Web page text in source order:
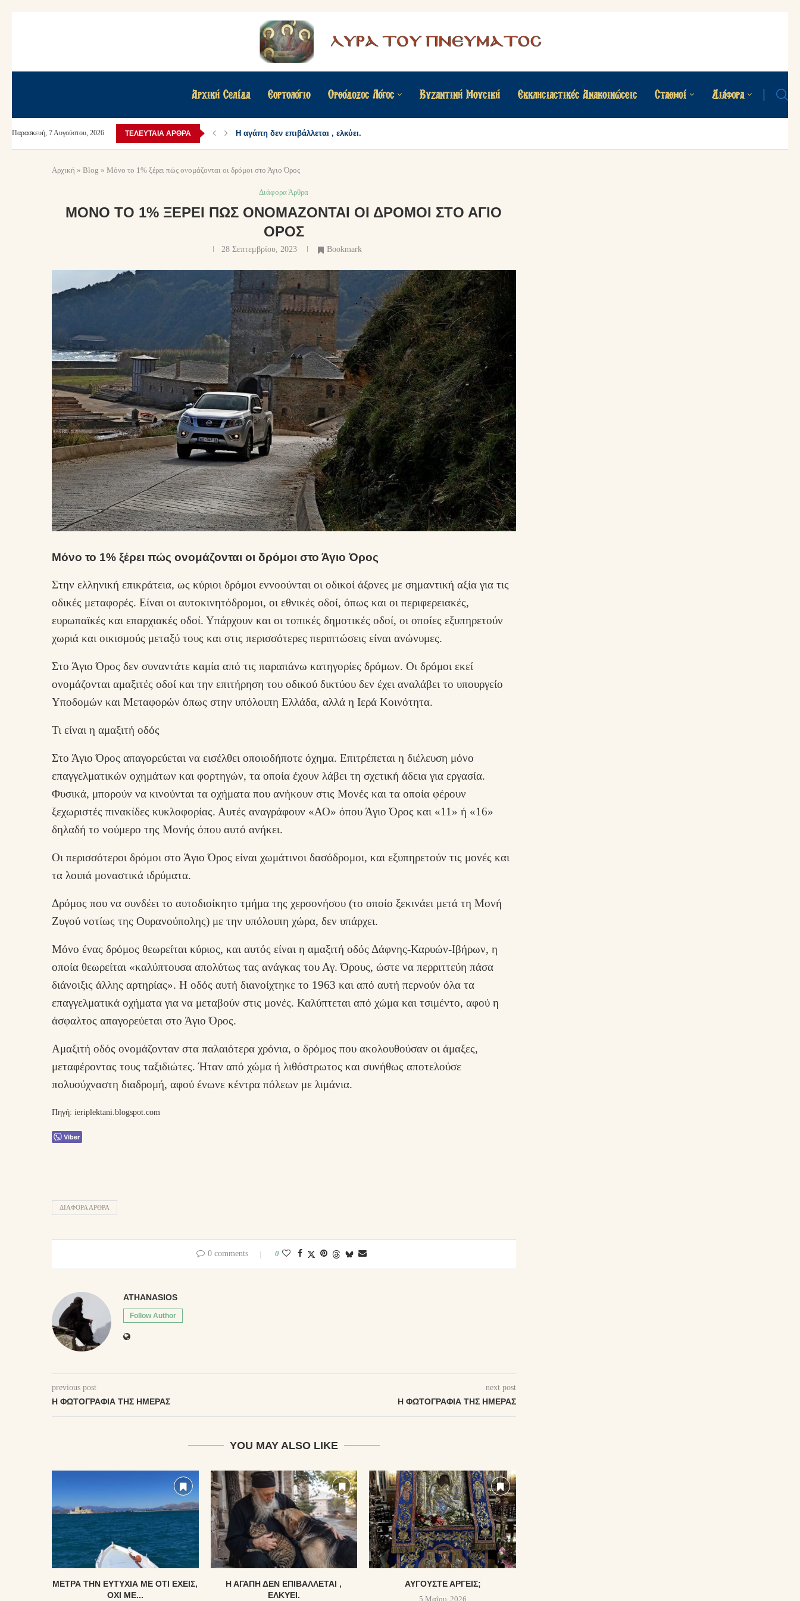
Αρχική Σελίδα Εορτολόγιο Ορθόδοξος Λόγος Βυζαντινή Μουσική Εκκλησιαστικές Ανακοινώσεις Σταθμοί Διάφορα
Παρασκευή, 7 Αυγούστου, 2026 ΤΕΛΕΥΤΑΊΑ ΆΡΘΡΑ Η αγάπη δεν επιβάλλεται , ελκύει.
Αρχική » Blog » Μόνο το 1% ξέρει πώς ονομάζονται οι δρόμοι στο Άγιο Όρος
Διάφορα Άρθρα
ΜΌΝΟ ΤΟ 1% ΞΈΡΕΙ ΠΏΣ ΟΝΟΜΆΖΟΝΤΑΙ ΟΙ ΔΡΌΜΟΙ ΣΤΟ ΆΓΙΟ
ΌΡΟΣ
28 Σεπτεμβρίου, 2023 Bookmark
Μόνο το 1% ξέρει πώς ονομάζονται οι δρόμοι στο Άγιο Όρος
Στην ελληνική επικράτεια, ως κύριοι δρόμοι εννοούνται οι οδικοί άξονες με σημαντική αξία για τις
οδικές μεταφορές. Είναι οι αυτοκινητόδρομοι, οι εθνικές οδοί, όπως και οι περιφερειακές,
ευρωπαϊκές και επαρχιακές οδοί. Υπάρχουν και οι τοπικές δημοτικές οδοί, οι οποίες εξυπηρετούν
χωριά και οικισμούς μεταξύ τους και στις περισσότερες περιπτώσεις είναι ανώνυμες.
Στο Άγιο Όρος δεν συναντάτε καμία από τις παραπάνω κατηγορίες δρόμων. Οι δρόμοι εκεί
ονομάζονται αμαξιτές οδοί και την επιτήρηση του οδικού δικτύου δεν έχει αναλάβει το υπουργείο
Υποδομών και Μεταφορών όπως στην υπόλοιπη Ελλάδα, αλλά η Ιερά Κοινότητα.
Τι είναι η αμαξιτή οδός
Στο Άγιο Όρος απαγορεύεται να εισέλθει οποιοδήποτε όχημα. Επιτρέπεται η διέλευση μόνο
επαγγελματικών οχημάτων και φορτηγών, τα οποία έχουν λάβει τη σχετική άδεια για εργασία.
Φυσικά, μπορούν να κινούνται τα οχήματα που ανήκουν στις Μονές και τα οποία φέρουν
ξεχωριστές πινακίδες κυκλοφορίας. Αυτές αναγράφουν «ΑΟ» όπου Άγιο Όρος και «11» ή «16»
δηλαδή το νούμερο της Μονής όπου αυτό ανήκει.
Οι περισσότεροι δρόμοι στο Άγιο Όρος είναι χωμάτινοι δασόδρομοι, και εξυπηρετούν τις μονές και
τα λοιπά μοναστικά ιδρύματα.
Δρόμος που να συνδέει το αυτοδιοίκητο τμήμα της χερσονήσου (το οποίο ξεκινάει μετά τη Μονή
Ζυγού νοτίως της Ουρανούπολης) με την υπόλοιπη χώρα, δεν υπάρχει.
Μόνο ένας δρόμος θεωρείται κύριος, και αυτός είναι η αμαξιτή οδός Δάφνης-Καρυών-Ιβήρων, η
οποία θεωρείται «καλύπτουσα απολύτως τας ανάγκας του Αγ. Όρους, ώστε να περριττεύη πάσα
διάνοιξις άλλης αρτηρίας». Η οδός αυτή διανοίχτηκε το 1963 και από αυτή περνούν όλα τα
επαγγελματικά οχήματα για να μεταβούν στις μονές. Καλύπτεται από χώμα και τσιμέντο, αφού η
άσφαλτος απαγορεύεται στο Άγιο Όρος.
Αμαξιτή οδός ονομάζονταν στα παλαιότερα χρόνια, ο δρόμος που ακολουθούσαν οι άμαξες,
μεταφέροντας τους ταξιδιώτες. Ήταν από χώμα ή λιθόστρωτος και συνήθως αποτελούσε
πολυσύχναστη διαδρομή, αφού ένωνε κέντρα πόλεων με λιμάνια.
Πηγή: ieriplektani.blogspot.com
Viber
ΔΙΑΦΟΡΑ ΑΡΘΡΑ
0 comments 0
ATHANASIOS
Follow Author
previous post
Η ΦΩΤΟΓΡΑΦΊΑ ΤΗΣ ΗΜΈΡΑΣ
next post
Η ΦΩΤΟΓΡΑΦΊΑ ΤΗΣ ΗΜΈΡΑΣ
YOU MAY ALSO LIKE
ΜΈΤΡΑ ΤΗΝ ΕΥΤΥΧΊΑ ΜΕ ΌΤΙ ΈΧΕΙΣ,
ΌΧΙ ΜΕ...
Η ΑΓΆΠΗ ΔΕΝ ΕΠΙΒΆΛΛΕΤΑΙ ,
ΕΛΚΎΕΙ.
ΑΎΓΟΥΣΤΕ ΑΡΓΕΊΣ;
5 Μαΐου, 2026